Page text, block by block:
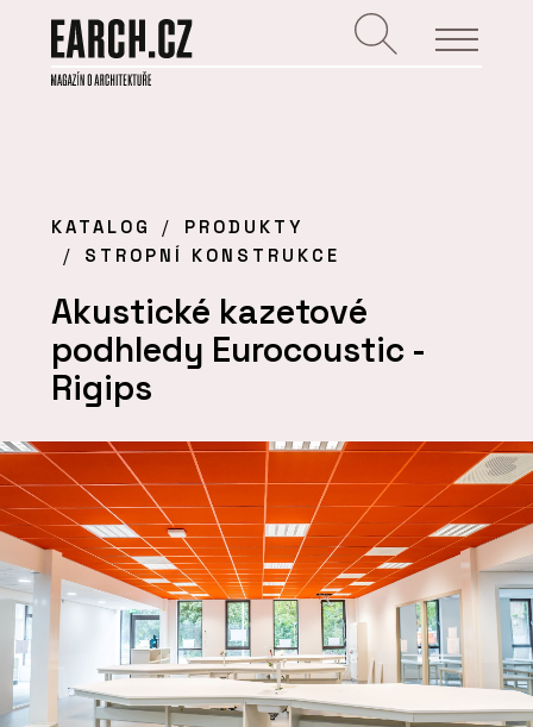
KATALOG
PRODUKTY
STROPNÍ KONSTRUKCE
Akustické kazetové
podhledy Eurocoustic -
Rigips